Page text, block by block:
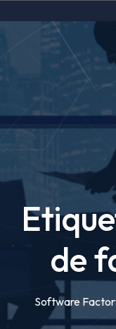
de
Software